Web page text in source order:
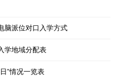
脑派位对口入学方式
学地域分配表
”情况一览表